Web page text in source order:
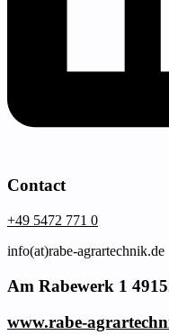
Contact
+49 5472 771 0
info(at)rabe-agrartechnik.de
Am Rabewerk 1
www.rabe-